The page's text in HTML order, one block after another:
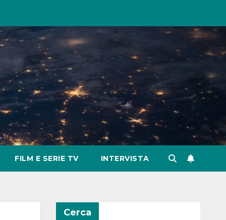
FILM E SERIE TV INTERVISTA
Cerca